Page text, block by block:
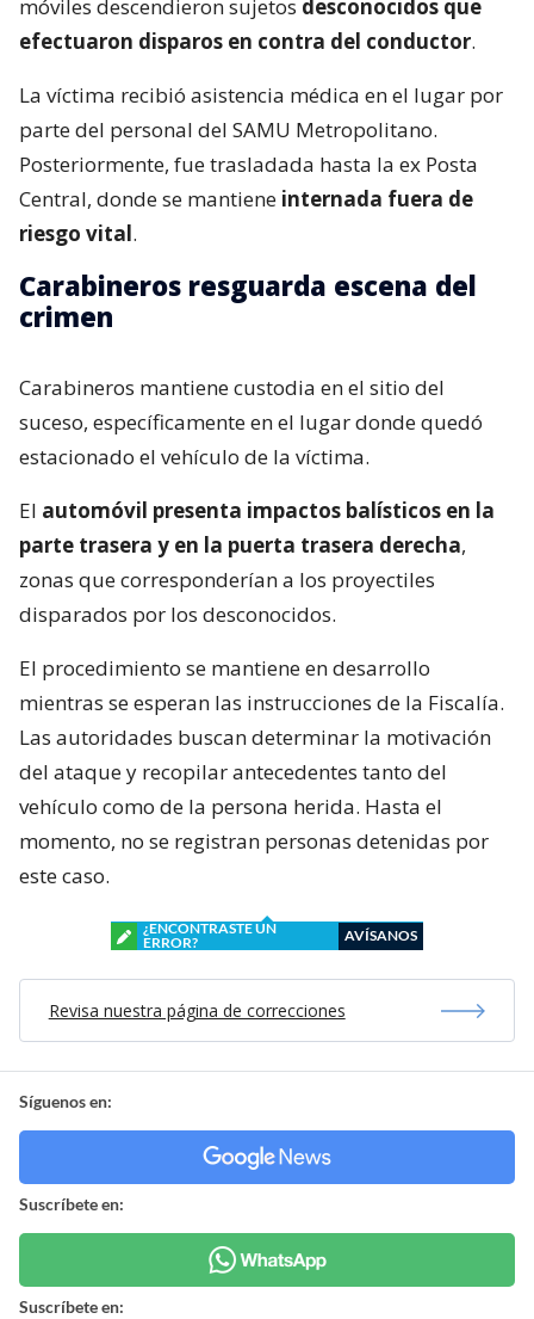
móviles descendieron sujetos desconocidos que
efectuaron disparos en contra del conductor.
La víctima recibió asistencia médica en el lugar por
parte del personal del SAMU Metropolitano.
Posteriormente, fue trasladada hasta la ex Posta
Central, donde se mantiene internada fuera de
riesgo vital.
Carabineros resguarda escena del
crimen
Carabineros mantiene custodia en el sitio del
suceso, específicamente en el lugar donde quedó
estacionado el vehículo de la víctima.
El automóvil presenta impactos balísticos en la
parte trasera y en la puerta trasera derecha,
zonas que corresponderían a los proyectiles
disparados por los desconocidos.
El procedimiento se mantiene en desarrollo
mientras se esperan las instrucciones de la Fiscalía.
Las autoridades buscan determinar la motivación
del ataque y recopilar antecedentes tanto del
vehículo como de la persona herida. Hasta el
momento, no se registran personas detenidas por
este caso.
¿ENCONTRASTE UN
ERROR?
AVÍSANOS
Revisa nuestra página de correcciones
Síguenos en:
Suscríbete en:
Suscríbete en: